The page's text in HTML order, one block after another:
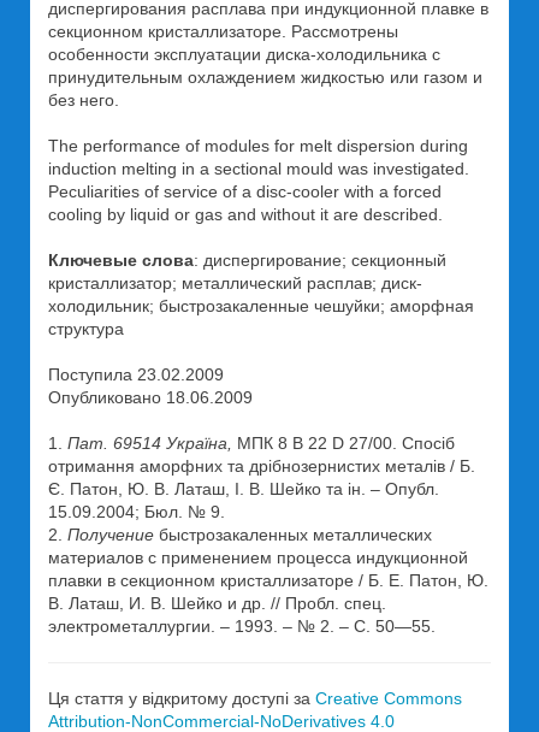
диспергирования расплава при индукционной плавке в
секционном кристаллизаторе. Рассмотрены
особенности эксплуатации диска-холодильника с
принудительным охлаждением жидкостью или газом и
без него.
The performance of modules for melt dispersion during
induction melting in a sectional mould was investigated.
Peculiarities of service of a disc-cooler with a forced
cooling by liquid or gas and without it are described.
Ключевые слова: диспергирование; секционный
кристаллизатор; металлический расплав; диск-
холодильник; быстрозакаленные чешуйки; аморфная
структура
Поступила 23.02.2009
Опубликовано 18.06.2009
1. Пат. 69514 Україна, МПК 8 В 22 D 27/00. Спосіб
отримання аморфних та дрібнозернистих металів / Б.
Є. Патон, Ю. В. Латаш, І. В. Шейко та ін. – Опубл.
15.09.2004; Бюл. № 9.
2. Получение быстрозакаленных металлических
материалов с применением процесса индукционной
плавки в секционном кристаллизаторе / Б. Е. Патон, Ю.
В. Латаш, И. В. Шейко и др. // Пробл. спец.
электрометаллургии. – 1993. – № 2. – С. 50—55.
Ця стаття у відкритому доступі за Creative Commons
Attribution-NonCommercial-NoDerivatives 4.0